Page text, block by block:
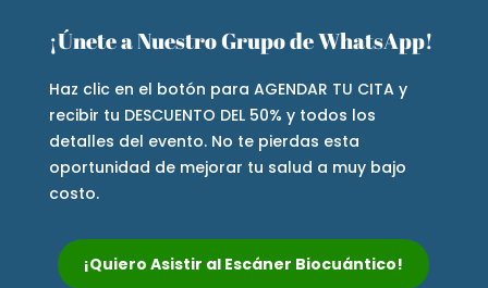
¡Únete a Nuestro Grupo de WhatsApp!
Haz clic en el botón para AGENDAR TU CITA y
recibir tu DESCUENTO DEL 50% y todos los
detalles del evento. No te pierdas esta
oportunidad de mejorar tu salud a muy bajo
costo.
¡Quiero Asistir al Escáner Biocuántico!